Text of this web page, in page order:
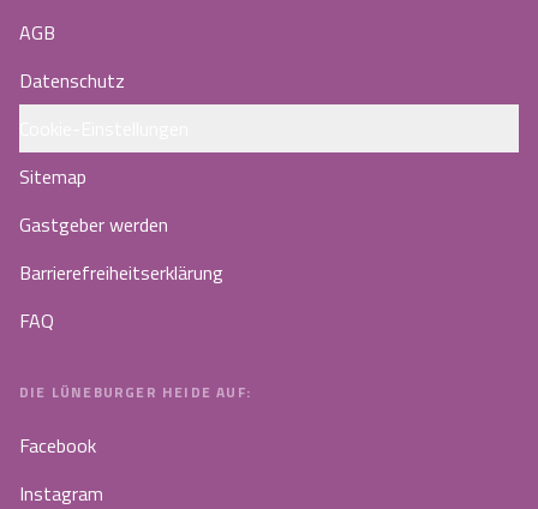
AGB
Datenschutz
Sitemap
Gastgeber werden
Barrierefreiheitserklärung
FAQ
DIE LÜNEBURGER HEIDE AUF:
Facebook
Instagram